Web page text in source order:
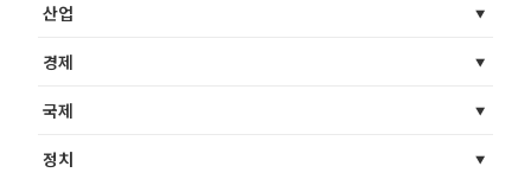
산업
경제
국제
정치